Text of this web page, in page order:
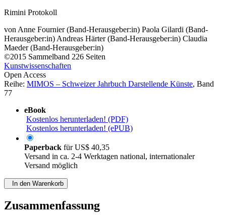
Rimini Protokoll
vonAnne Fournier (Band-Herausgeber:in) Paola Gilardi (Band-
Herausgeber:in)Andreas Härter (Band-Herausgeber:in) Claudia
Maeder (Band-Herausgeber:in)
©2015 Sammelband 226 Seiten
Kunstwissenschaften
Open Access
Reihe: MIMOS – Schweizer Jahrbuch Darstellende Künste, Band
77
eBook
Kostenlos herunterladen! (PDF)
Kostenlos herunterladen! (ePUB)
Paperback fürUS$ 40,35
Versand in ca. 2-4 Werktagen national, internationaler
Versand möglich
In den Warenkorb
Zusammenfassung